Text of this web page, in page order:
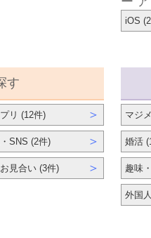
iOS
す
リ (12件) ＞
SNS (2件) ＞
見合い (3件) ＞
マジ
婚活
趣味
外国